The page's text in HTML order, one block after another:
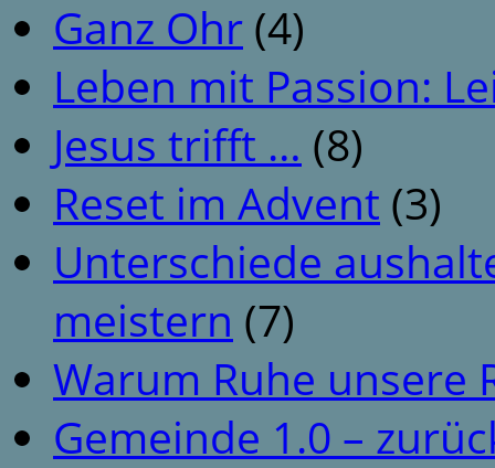
Ganz Ohr (4)
Leben mit Passion:
Jesus trifft … (8)
Reset im Advent (3)
Unterschiede
meistern (7)
Warum Ruhe unsere
Gemeinde 1.0 –